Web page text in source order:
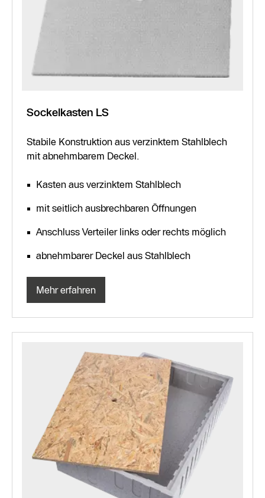
Sockelkasten LS
Stabile Konstruktion aus verzinktem Stahlblech
mit abnehmbarem Deckel.
Kasten aus verzinktem Stahlblech
mit seitlich ausbrechbaren Öffnungen
Anschluss Verteiler links oder rechts möglich
abnehmbarer Deckel aus Stahlblech
Mehr erfahren